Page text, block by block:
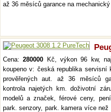
až 36 měsíců garance na
Cena:280000 Kč, výkon 96 kw,
koupeno v: česká republika
prověřených aut. až 36 měsíců
kontrola najetých km. doživotní
modelů a značek, férové ceny,
park. senzory, park. kamera více